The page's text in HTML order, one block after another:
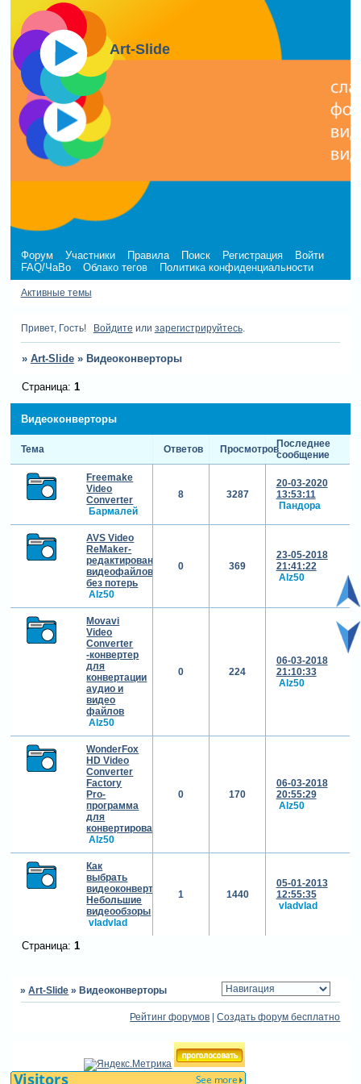
Art-Slide
Форум Участники Правила Поиск Регистрация
Войти
FAQ/ЧаВо
Облако тегов Политика конфиденциальности
Активные темы
Привет, Гость! Войдите или зарегистрируйтесь.
» Art-Slide » Видеоконверторы
Видеоконверторы
Страница: 1
Тема Ответов ПросмотровПоследнее
сообщение
Freemake
Video
Converter
Бармалей
8 3287
20-03-2020
13:53:11
Пандора
AVS Video
ReMaker-
редактирования
видеофайлов
без потерь
Alz50
0 369
23-05-2018
21:41:22
Alz50
Movavi
Video
Converter
-конвертер
для
конвертации
аудио и
видео
файлов
Alz50
0 224
06-03-2018
21:10:33
Alz50
WonderFox
HD Video
Converter
Factory
Pro-
программа
для
конвертирования
Alz50
0 170
06-03-2018
20:55:29
Alz50
Как
выбрать
видеоконвертор?
Небольшие
видеообзоры
vladvlad
1 1440
05-01-2013
12:55:35
vladvlad
Страница: 1
»Art-Slide »Видеоконверторы
Рейтинг форумов |Создать форум бесплатно